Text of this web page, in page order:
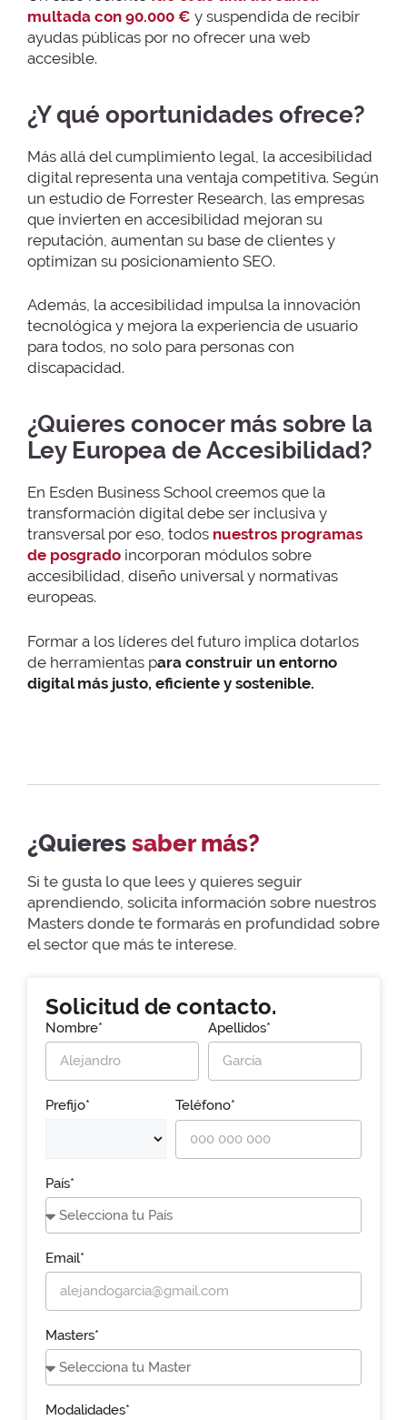
multada con 90.000 € y suspendida de recibir
ayudas públicas por no ofrecer una web
accesible.
¿Y qué oportunidades ofrece?
Más allá del cumplimiento legal, la accesibilidad
digital representa una ventaja competitiva. Según
un estudio de Forrester Research, las empresas
que invierten en accesibilidad mejoran su
reputación, aumentan su base de clientes y
optimizan su posicionamiento SEO.
Además, la accesibilidad impulsa la innovación
tecnológica y mejora la experiencia de usuario
para todos, no solo para personas con
discapacidad.
¿Quieres conocer más sobre la
Ley Europea de Accesibilidad?
En Esden Business School creemos que la
transformación digital debe ser inclusiva y
transversal por eso, todos nuestros programas
de posgrado incorporan módulos sobre
accesibilidad, diseño universal y normativas
europeas.
Formar a los líderes del futuro implica dotarlos
de herramientas para construir un entorno
digital más justo, eficiente y sostenible.
¿Quieressaber más?
Si te gusta lo que lees y quieres seguir
aprendiendo, solicita información sobre nuestros
Masters donde te formarás en profundidad sobre
el sector que más te interese.
Solicitud de contacto.
Nombre* Apellidos*
Prefijo* Teléfono*
País*
Email*
Masters*
Modalidades*